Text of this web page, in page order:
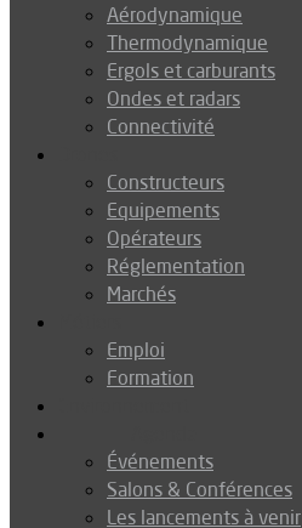
Aérodynamique
Thermodynamique
Ergols et carburants
Ondes et radars
Connectivité
Constructeurs
Equipements
Opérateurs
Réglementation
Marchés
Emploi
Formation
Événements
Salons & Conférences
Les lancements à venir